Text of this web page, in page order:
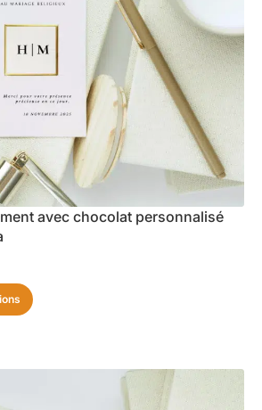
avec chocolat personnalisé